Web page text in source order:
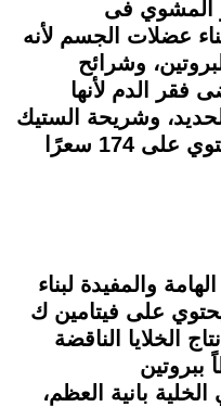
المشوي فى
عضلات الجسم لأنه
وشرائح
فقر الدم لأنها
وشريحة الستيك
اللحم المشوية (85 جرام) تحتوي على 174 سعرًا
والمفيدة لبناء
على فيتامين ك
الخلايا الناقضة
ببروتين
بانية العظم،